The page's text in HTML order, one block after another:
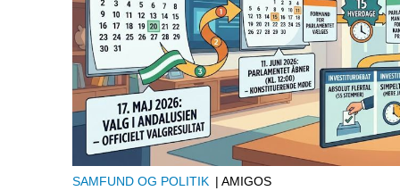
SAMFUND OG POLITIK | AMIGOS